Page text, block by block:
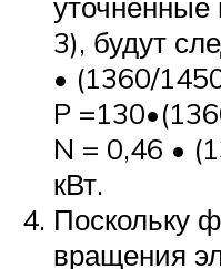
3), будут
• (1360/
P
N = 0,46 •
кВт.
Поскольку
вращения